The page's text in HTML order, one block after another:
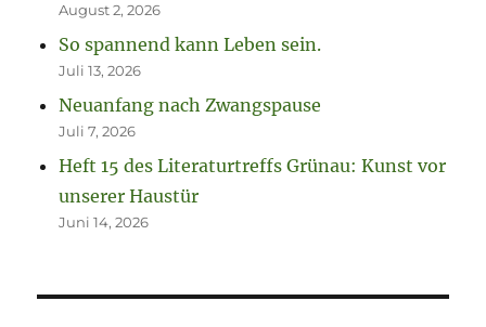
August 2, 2026
So spannend kann Leben sein.
Juli 13, 2026
Neuanfang nach Zwangspause
Juli 7, 2026
Heft 15 des Literaturtreffs Grünau: Kunst vor
unserer Haustür
Juni 14, 2026